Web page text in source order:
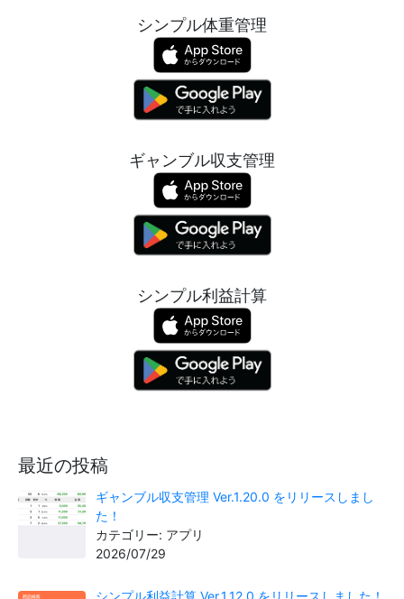
シンプル体重管理
ギャンブル収支管理
シンプル利益計算
最近の投稿
ギャンブル収支管理 Ver.1.20.0 をリリースしまし
た！
カテゴリー: アプリ
2026/07/29